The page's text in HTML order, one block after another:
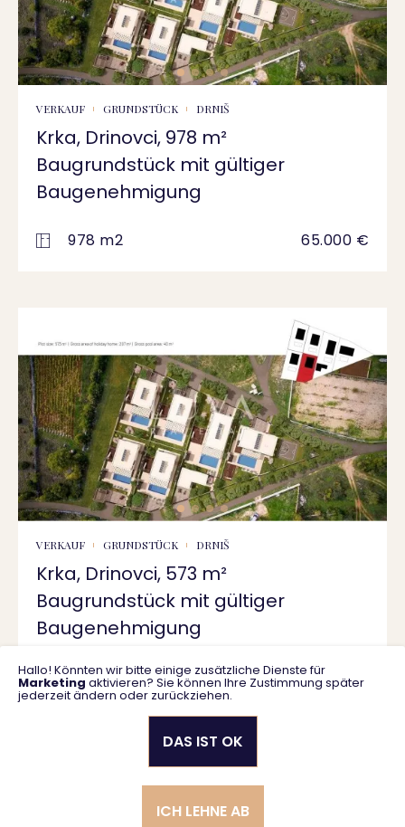
VERKAUF GRUNDSTÜCK DRNIŠ
Krka, Drinovci, 978 m²
Baugrundstück mit gültiger
Baugenehmigung
978 m2 65.000 €
VERKAUF GRUNDSTÜCK DRNIŠ
Krka, Drinovci, 573 m²
Baugrundstück mit gültiger
Baugenehmigung
573 m2 55.000 €
Datenschutzrichtlinie
Allgemeine Geschäftsbedingungen
Hallo! Könnten wir bitte einige zusätzliche Dienste für
Marketing aktivieren? Sie können Ihre Zustimmung später
jederzeit ändern oder zurückziehen.
ICH LEHNE AB
DAS IST OK